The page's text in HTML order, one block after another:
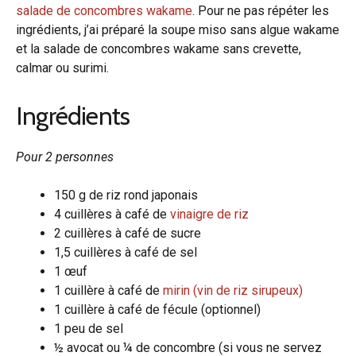
salade de concombres wakame. Pour ne pas répéter les
ingrédients, j’ai préparé la soupe miso sans algue wakame
et la salade de concombres wakame sans crevette,
calmar ou surimi.
Ingrédients
Pour 2 personnes
150 g de riz rond japonais
4 cuillères à café de vinaigre de riz
2 cuillères à café de sucre
1,5 cuillères à café de sel
1 œuf
1 cuillère à café de mirin (vin de riz sirupeux)
1 cuillère à café de fécule (optionnel)
1 peu de sel
½ avocat ou ¼ de concombre (si vous ne servez